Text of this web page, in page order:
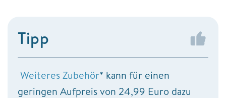
Tipp
Weiteres Zubehör* kann für einen
geringen Aufpreis von 24,99 Euro dazu